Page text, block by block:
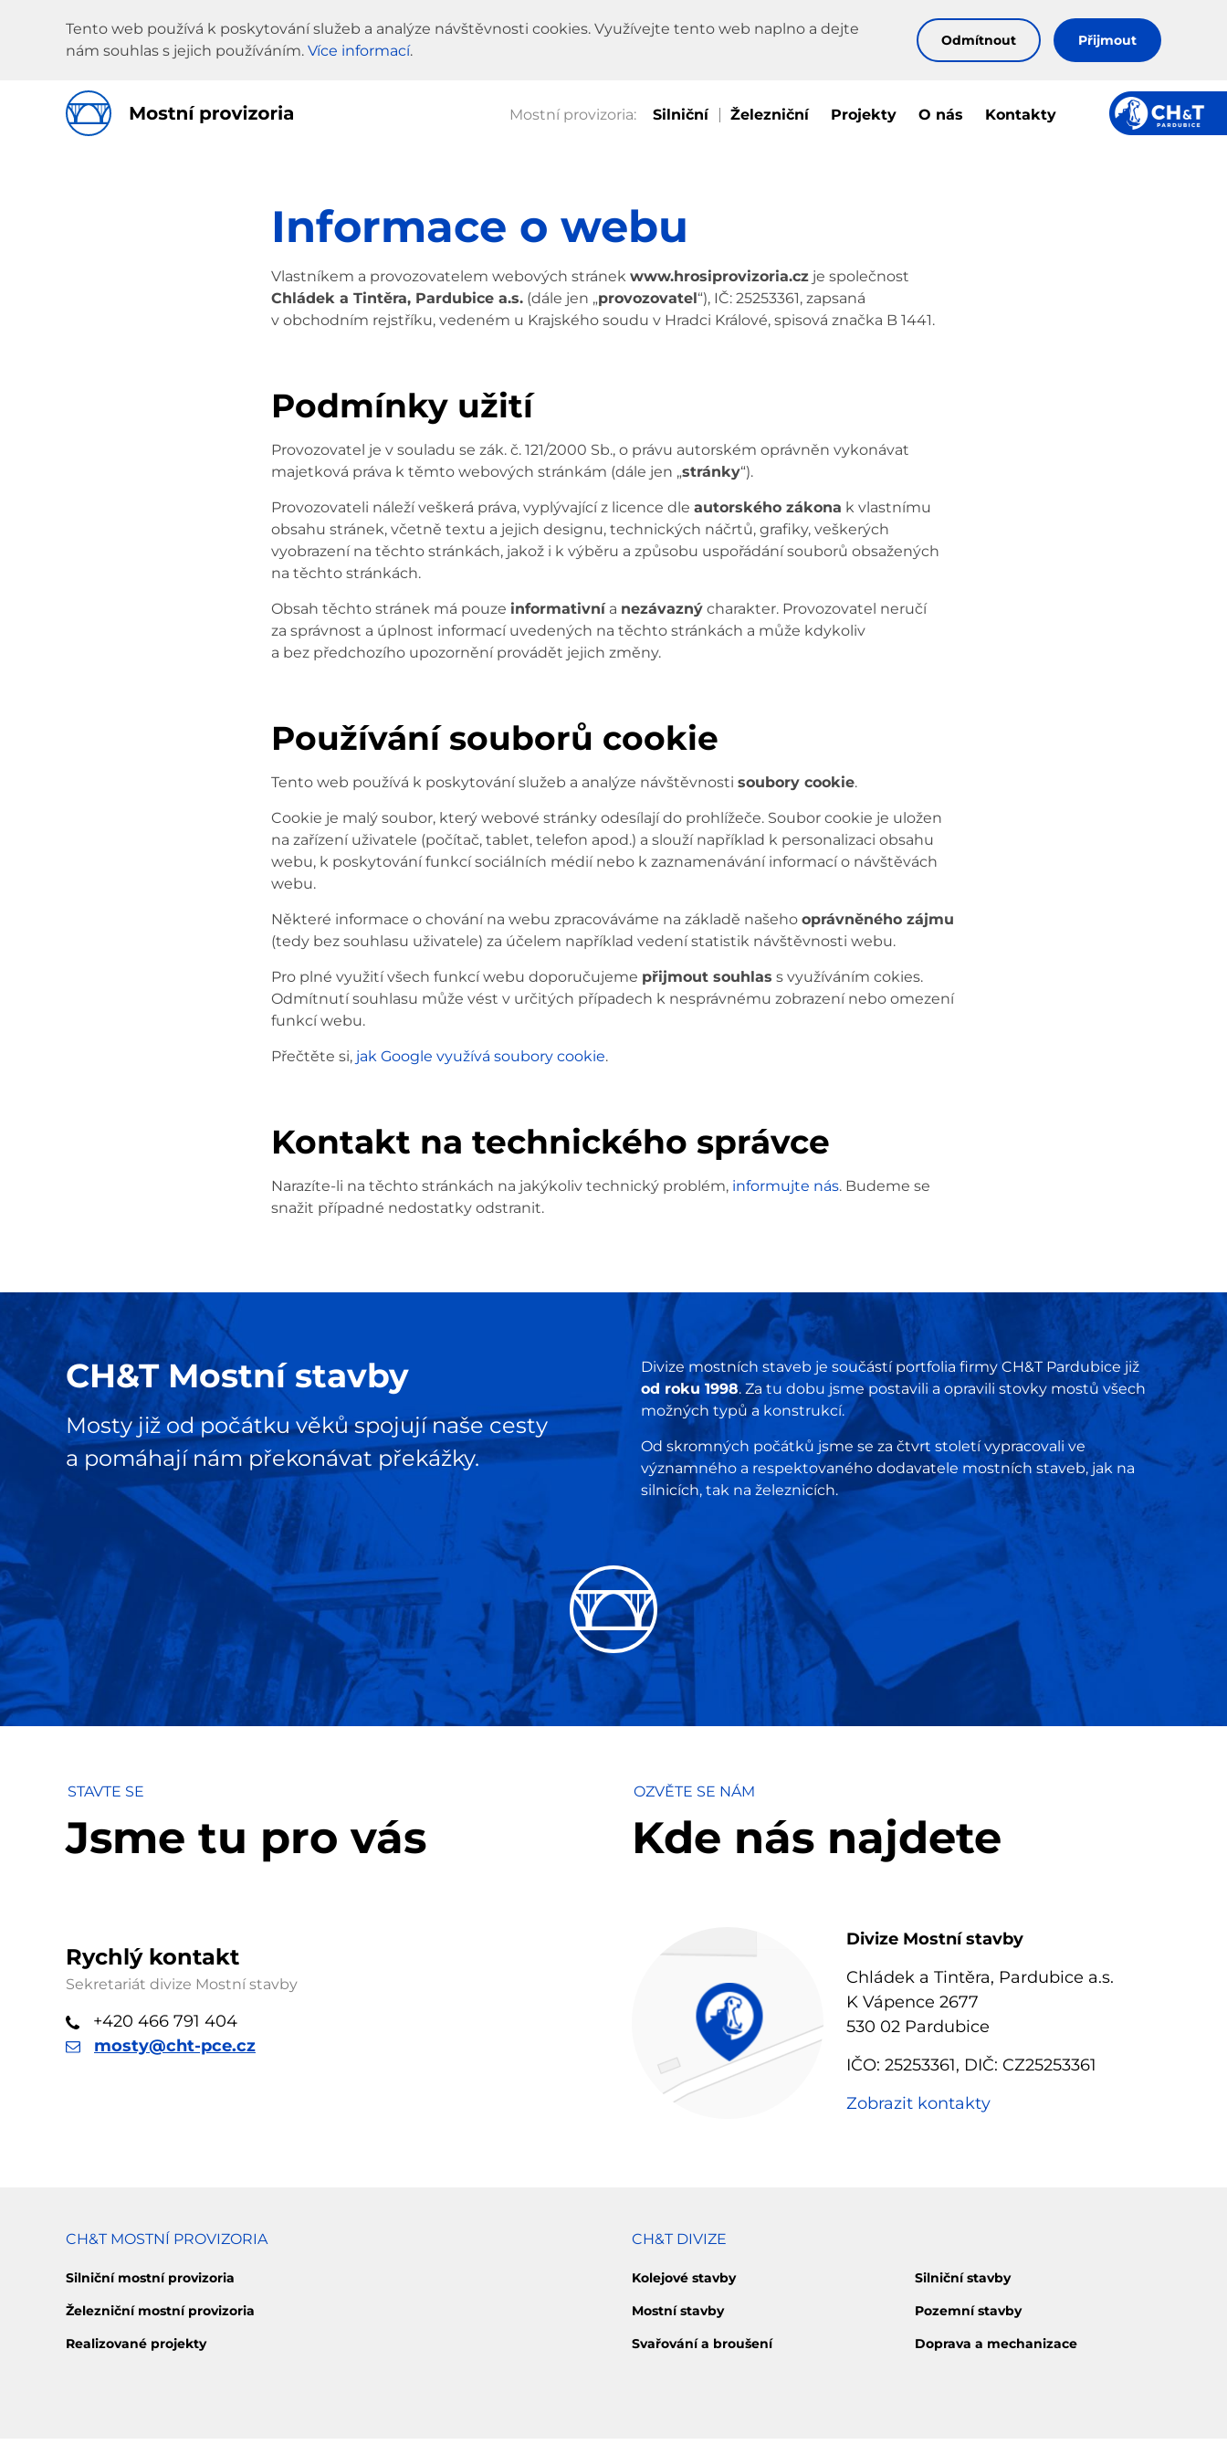
Tento web používá k poskytování služeb a analýze návštěvnosti cookies. Využívejte tento web naplno a dejte
nám souhlas s jejich používáním. Více informací.
Odmítnout Přijmout
Silniční Železniční Projekty O nás Kontakty
Informace o webu
Vlastníkem a provozovatelem webových stránek www.hrosiprovizoria.cz je společnost
Chládek a Tintěra, Pardubice a.s. (dále jen „provozovatel“), IČ: 25253361, zapsaná
v obchodním rejstříku, vedeném u Krajského soudu v Hradci Králové, spisová značka B 1441.
Podmínky užití
Provozovatel je v souladu se zák. č. 121/2000 Sb., o právu autorském oprávněn vykonávat
majetková práva k těmto webových stránkám (dále jen „stránky“).
Provozovateli náleží veškerá práva, vyplývající z licence dle autorského zákona k vlastnímu
obsahu stránek, včetně textu a jejich designu, technických náčrtů, grafiky, veškerých
vyobrazení na těchto stránkách, jakož i k výběru a způsobu uspořádání souborů obsažených
na těchto stránkách.
Obsah těchto stránek má pouze informativnía nezávazný charakter. Provozovatel neručí
za správnost a úplnost informací uvedených na těchto stránkách a může kdykoliv
a bez předchozího upozornění provádět jejich změny.
Používání souborů cookie
Tento web používá k poskytování služeb a analýze návštěvnosti soubory cookie.
Cookie je malý soubor, který webové stránky odesílají do prohlížeče. Soubor cookie je uložen
na zařízení uživatele (počítač, tablet, telefon apod.) a slouží například k personalizaci obsahu
webu, k poskytování funkcí sociálních médií nebo k zaznamenávání informací o návštěvách
webu.
Některé informace o chování na webu zpracováváme na základě našeho oprávněného zájmu
(tedy bez souhlasu uživatele) za účelem například vedení statistik návštěvnosti webu.
Pro plné využití všech funkcí webu doporučujeme přijmout souhlas s využíváním cokies.
Odmítnutí souhlasu může vést v určitých případech k nesprávnému zobrazení nebo omezení
funkcí webu.
Přečtěte si, jak Google využívá soubory cookie.
Kontakt na technického správce
Narazíte-li na těchto stránkách na jakýkoliv technický problém, informujte nás. Budeme se
snažit případné nedostatky odstranit.
CH&T Mostní stavby
Mosty již od počátku věků spojují naše cesty
a pomáhají nám překonávat překážky.
Divize mostních staveb je součástí portfolia firmy CH&T Pardubice již
od roku 1998. Za tu dobu jsme postavili a opravili stovky mostů všech
možných typů a konstrukcí.
Od skromných počátků jsme se za čtvrt století vypracovali ve
významného a respektovaného dodavatele mostních staveb, jak na
silnicích, tak na železnicích.
STAVTE SE
Jsme tu pro vás
Rychlý kontakt
Sekretariát divize Mostní stavby
+420 466 791 404
mosty@cht-pce.cz
OZVĚTE SE NÁM
Kde nás najdete
Divize Mostní stavby
Chládek a Tintěra, Pardubice a.s.
K Vápence 2677
530 02 Pardubice
IČO: 25253361, DIČ: CZ25253361
Zobrazit kontakty
CH&T MOSTNÍ PROVIZORIA
Silniční mostní provizoria
Železniční mostní provizoria
Realizované projekty
CH&T DIVIZE
Kolejové stavby
Mostní stavby
Svařování a broušení
Silniční stavby
Pozemní stavby
Doprava a mechanizace